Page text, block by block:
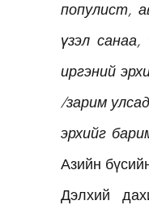
популист,
үзэл
иргэний
/зарим
эрхийг
Азийн
Дэлхий